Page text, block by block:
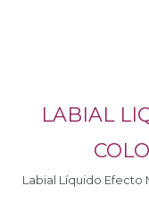
LABIAL
Labial Líquido Efecto